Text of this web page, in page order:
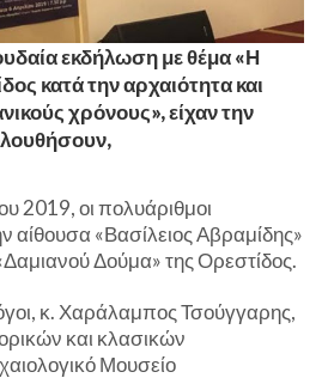
εκδήλωση με θέμα «Η
κατά την αρχαιότητα και
χρόνους», είχαν την
2019, οι πολυάριθμοι
αίθουσα «Βασίλειος Αβραμίδης»
Δούμα» της Ορεστίδος.
κ. Χαράλαμπος Τσούγγαρης,
και κλασικών
Μουσείο